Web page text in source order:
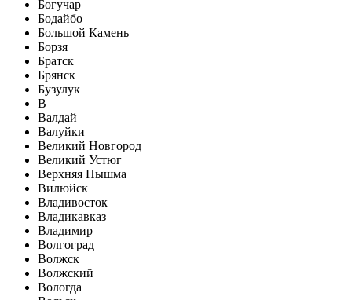
Богучар
Бодайбо
Большой Камень
Борзя
Братск
Брянск
Бузулук
В
Валдай
Валуйки
Великий Новгород
Великий Устюг
Верхняя Пышма
Вилюйск
Владивосток
Владикавказ
Владимир
Волгоград
Волжск
Волжский
Вологда